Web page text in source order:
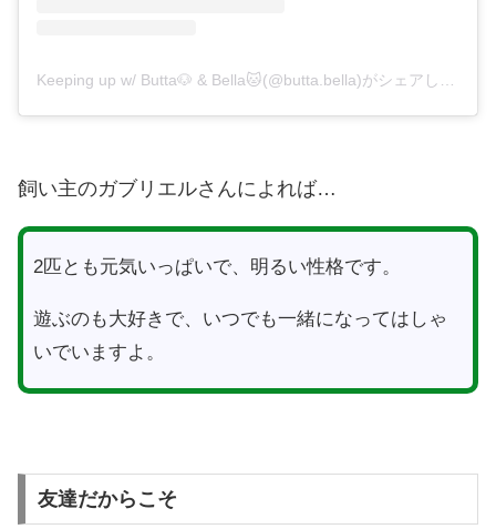
Keeping up w/ Butta🐶 & Bella🐱(@butta.bella)がシェアした投稿
飼い主のガブリエルさんによれば…
2匹とも元気いっぱいで、明るい性格です。
遊ぶのも大好きで、いつでも一緒になってはしゃ
いでいますよ。
友達だからこそ